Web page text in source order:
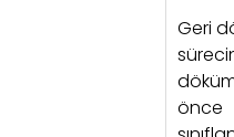
Geri
önce